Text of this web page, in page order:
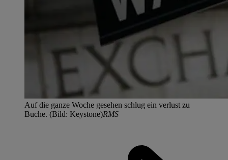
Auf die ganze Woche gesehen schlug ein verlust zu
Buche. (Bild: Keystone)RMS